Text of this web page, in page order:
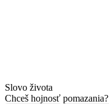
Slovo života
Chceš hojnosť